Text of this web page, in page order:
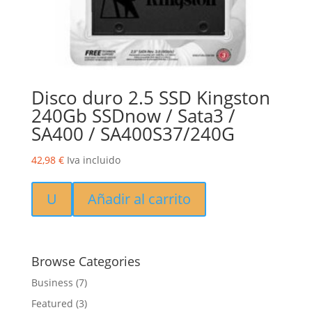
Disco duro 2.5 SSD Kingston
240Gb SSDnow / Sata3 /
SA400 / SA400S37/240G
42,98 € Iva incluido
U Añadir al carrito
Browse Categories
Business (7)
Featured (3)